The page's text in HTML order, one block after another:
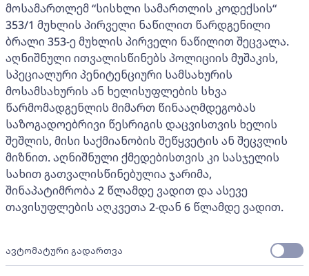
მოსამართლემ “სისხლი სამართლის კოდექსის“
353/1 მუხლის პირველი ნაწილით წარდგენილი
ბრალი 353-ე მუხლის პირველი ნაწილით შეცვალა.
აღნიშნული ითვალისწინებს პოლიციის მუშაკის,
სპეციალური პენიტენციური სამსახურის
მოსამსახურის ან ხელისუფლების სხვა
წარმომადგენლის მიმართ წინააღმდეგობას
საზოგადოებრივი წესრიგის დაცვისთვის ხელის
შეშლის, მისი საქმიანობის შეწყვეტის ან შეცვლის
მიზნით. აღნიშნული ქმედებისთვის კი სასჯელის
სახით გათვალისწინებულია ჯარიმა,
შინაპატიმრობა 2 წლამდე ვადით და ასევე
თავისუფლების აღკვეთა 2-დან 6 წლამდე ვადით.
ავტომატური გადართვა